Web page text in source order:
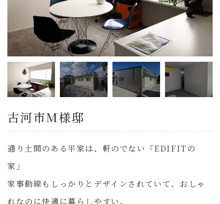
古河市M様邸
通り土間のある平家は、軒のでない「EDIFITの
家」
家事動線もしっかりとデザインされていて、おしゃ
れなのに快適に暮らしやすい。